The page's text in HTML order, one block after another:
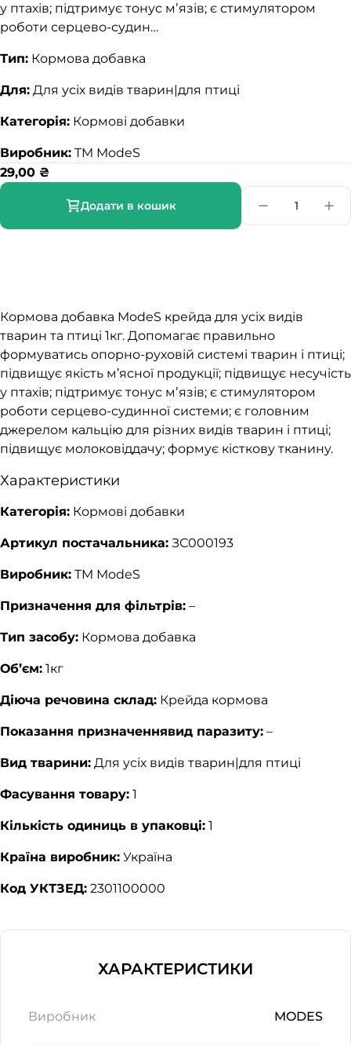
у птахів; підтримує тонус мʼязів; є стимулятором
роботи серцево-судин…
Тип: Кормова добавка
Для: Для усіх видів тварин|для птиці
Категорія: Кормові добавки
Виробник: TM ModeS
29,00 ₴
Додати в кошик
Кормова добавка ModeS крейда для усіх видів
тварин та птиці 1кг. Допомагає правильно
формуватись опорно-руховій системі тварин і птиці;
підвищує якість м’ясної продукції; підвищує несучість
у птахів; підтримує тонус мʼязів; є стимулятором
роботи серцево-судинної системи; є головним
джерелом кальцію для різних видів тварин і птиці;
підвищує молоковіддачу; формує кісткову тканину.
Характеристики
Категорія: Кормові добавки
Артикул постачальника: ЗС000193
Виробник: TM ModeS
Призначення для фільтрів: –
Тип засобу: Кормова добавка
Об’єм: 1кг
Діюча речовина склад: Крейда кормова
Показання призначеннявид паразиту: –
Вид тварини: Для усіх видів тварин|для птиці
Фасування товару: 1
Кількість одиниць в упаковці: 1
Країна виробник: Україна
Код УКТЗЕД: 2301100000
ХАРАКТЕРИСТИКИ
Виробник MODES